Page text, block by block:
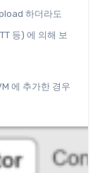
하더라도
등) 에 의해 보
에 추가한 경우